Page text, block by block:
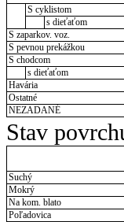
S cyklistom
s dieťaťom
S zaparkov. voz.
S pevnou prekážkou
S chodcom
s dieťaťom
Havária
Ostatné
NEZADANÉ
Stav
Suchý
Mokrý
Na kom. blato
Poľadovica